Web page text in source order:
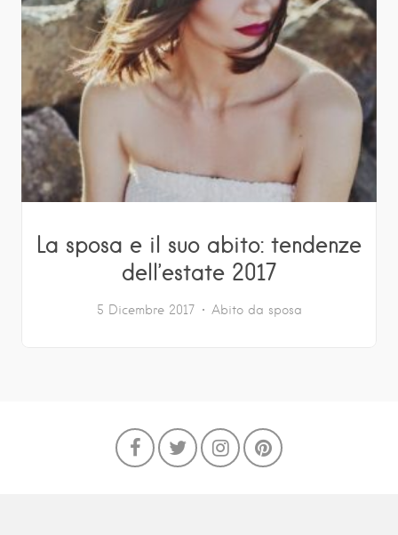
La sposa e il suo abito: tendenze
dell’estate 2017
5 Dicembre 2017 Abito da sposa